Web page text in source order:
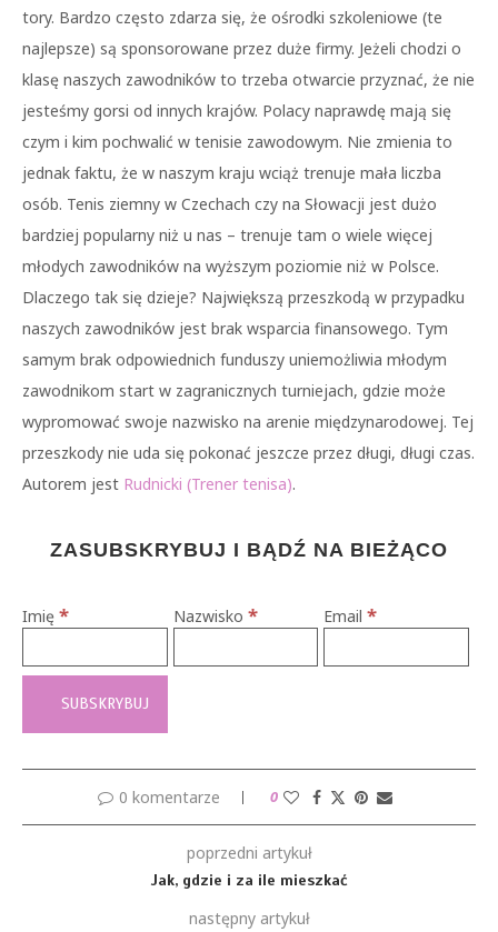
tory. Bardzo często zdarza się, że ośrodki szkoleniowe (te
najlepsze) są sponsorowane przez duże firmy. Jeżeli chodzi o
klasę naszych zawodników to trzeba otwarcie przyznać, że nie
jesteśmy gorsi od innych krajów. Polacy naprawdę mają się
czym i kim pochwalić w tenisie zawodowym. Nie zmienia to
jednak faktu, że w naszym kraju wciąż trenuje mała liczba
osób. Tenis ziemny w Czechach czy na Słowacji jest dużo
bardziej popularny niż u nas – trenuje tam o wiele więcej
młodych zawodników na wyższym poziomie niż w Polsce.
Dlaczego tak się dzieje? Największą przeszkodą w przypadku
naszych zawodników jest brak wsparcia finansowego. Tym
samym brak odpowiednich funduszy uniemożliwia młodym
zawodnikom start w zagranicznych turniejach, gdzie może
wypromować swoje nazwisko na arenie międzynarodowej. Tej
przeszkody nie uda się pokonać jeszcze przez długi, długi czas.
Autorem jest Rudnicki (Trener tenisa).
ZASUBSKRYBUJ I BĄDŹ NA BIEŻĄCO
Imię * Nazwisko * Email*
0 komentarze 0
poprzedni artykuł
Jak, gdzie i za ile mieszkać
następny artykuł